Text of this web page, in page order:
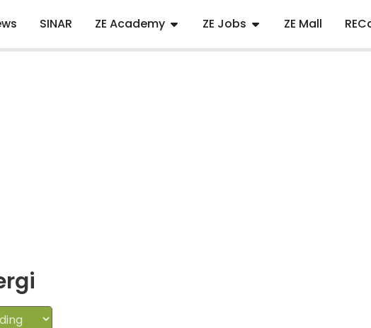
SINAR ZE Academy ZE Jobs ZE Mall